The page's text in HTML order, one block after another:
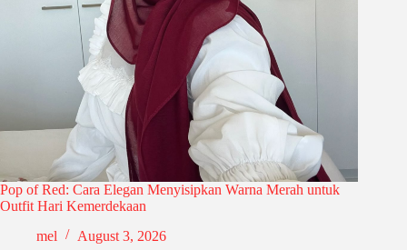
Pop of Red: Cara Elegan Menyisipkan Warna Merah untuk
Outfit Hari Kemerdekaan
mel
August 3, 2026